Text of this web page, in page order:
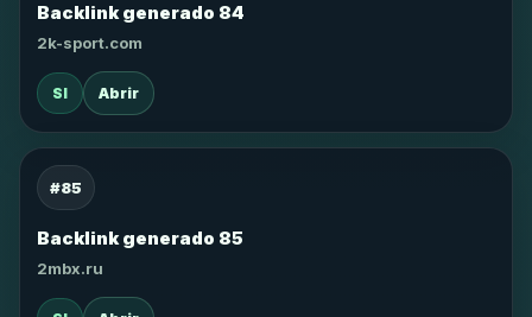
Backlink generado 84
2k-sport.com
SI Abrir
#85
Backlink generado 85
2mbx.ru